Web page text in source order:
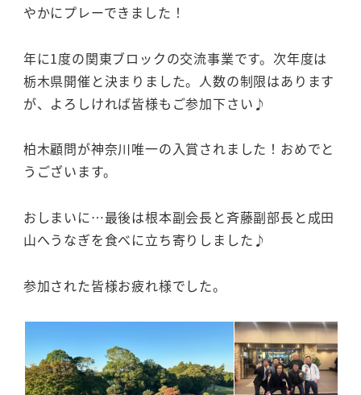
やかにプレーできました！
年に1度の関東ブロックの交流事業です。次年度は
栃木県開催と決まりました。人数の制限はあります
が、よろしければ皆様もご参加下さい♪
柏木顧問が神奈川唯一の入賞されました！おめでと
うございます。
おしまいに…最後は根本副会長と斉藤副部長と成田
山へうなぎを食べに立ち寄りしました♪
参加された皆様お疲れ様でした。